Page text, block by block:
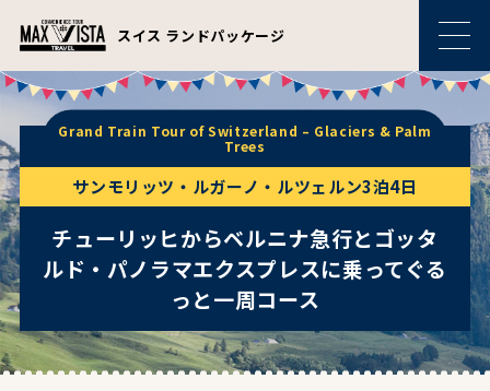
スイス ランドパッケージ
Grand Train Tour of Switzerland – Glaciers & Palm
Trees
サンモリッツ・ルガーノ・ルツェルン3泊4日
チューリッヒからベルニナ急行とゴッタ
ルド・パノラマエクスプレスに乗ってぐる
っと一周コース